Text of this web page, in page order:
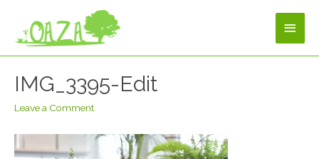
IMG_3395-Edit
Leave a Comment